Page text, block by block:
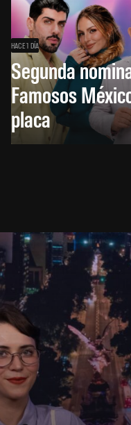
HACE 1 DÍA
Segunda
Famosos
placa